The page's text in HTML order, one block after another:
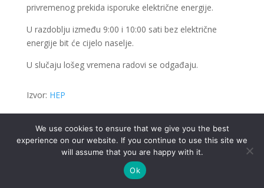
privremenog prekida isporuke električne energije.
U razdoblju između 9:00 i 10:00 sati bez električne
energije bit će cijelo naselje.
U slučaju lošeg vremena radovi se odgađaju.
Izvor: HEP
.
We use cookies to ensure that we give you the best
experience on our website. If you continue to use this site we
will assume that you are happy with it.
Ok